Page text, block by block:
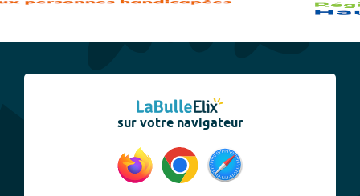
sur votre navigateur